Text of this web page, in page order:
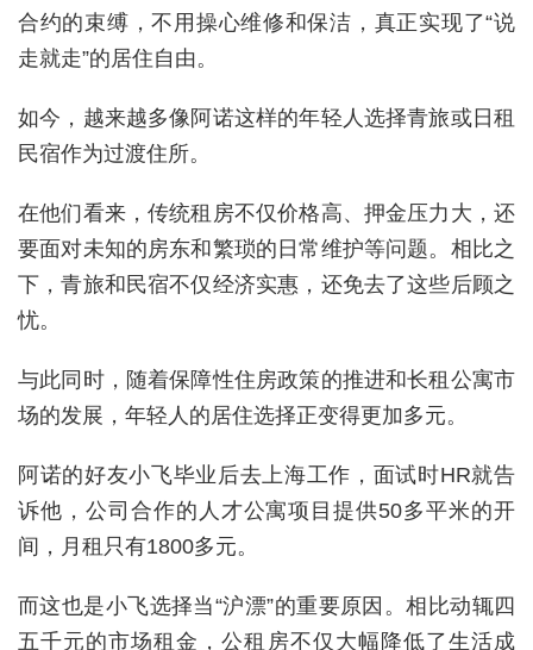
合约的束缚，不用操心维修和保洁，真正实现了“说
走就走”的居住自由。
如今，越来越多像阿诺这样的年轻人选择青旅或日租
民宿作为过渡住所。
在他们看来，传统租房不仅价格高、押金压力大，还
要面对未知的房东和繁琐的日常维护等问题。相比之
下，青旅和民宿不仅经济实惠，还免去了这些后顾之
忧。
与此同时，随着保障性住房政策的推进和长租公寓市
场的发展，年轻人的居住选择正变得更加多元。
阿诺的好友小飞毕业后去上海工作，面试时HR就告
诉他，公司合作的人才公寓项目提供50多平米的开
间，月租只有1800多元。
而这也是小飞选择当“沪漂”的重要原因。相比动辄四
五千元的市场租金，公租房不仅大幅降低了生活成